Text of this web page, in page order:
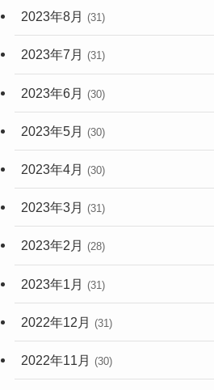
2023年8月 (31)
2023年7月 (31)
2023年6月 (30)
2023年5月 (30)
2023年4月 (30)
2023年3月 (31)
2023年2月 (28)
2023年1月 (31)
2022年12月 (31)
2022年11月 (30)